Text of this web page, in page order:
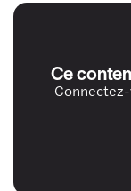
Ce
Connectez-